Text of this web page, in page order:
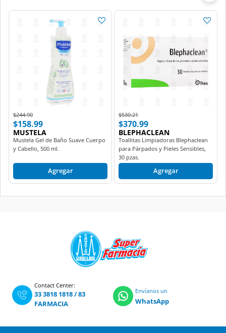
Price reduced from
$244.90to
$158.99
MUSTELA
Mustela Gel de Baño Suave Cuerpo
y Cabello, 500 ml.
Agregar
Price reduced from
$530.21to
$370.99
BLEPHACLEAN
Toallitas Limpiadoras Blephaclean
para Párpados y Pieles Sensibles,
30 pzas.
Agregar
Contact Center:
33 3818 1818/83
FARMACIA
Envíanos un
WhatsApp